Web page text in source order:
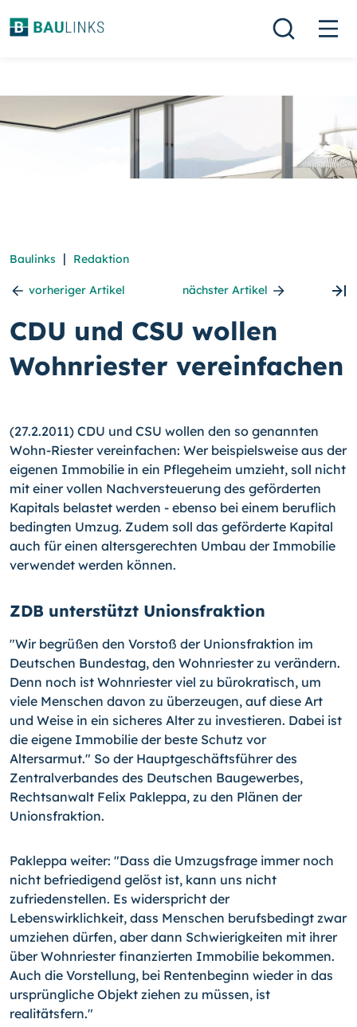
Baulinks | Redaktion
vorheriger Artikel nächster Artikel
CDU und CSU wollen
Wohnriester vereinfachen
(27.2.2011) CDU und CSU wollen den so genannten
Wohn-Riester vereinfachen: Wer beispielsweise aus der
eigenen Immobilie in ein Pflegeheim umzieht, soll nicht
mit einer vollen Nachversteuerung des geförderten
Kapitals belastet werden - ebenso bei einem beruflich
bedingten Umzug. Zudem soll das geförderte Kapital
auch für einen altersgerechten Umbau der Immobilie
verwendet werden können.
ZDB unterstützt Unionsfraktion
"Wir begrüßen den Vorstoß der Unionsfraktion im
Deutschen Bundestag, den Wohnriester zu verändern.
Denn noch ist Wohnriester viel zu bürokratisch, um
viele Menschen davon zu überzeugen, auf diese Art
und Weise in ein sicheres Alter zu investieren. Dabei ist
die eigene Immobilie der beste Schutz vor
Altersarmut." So der Hauptgeschäftsführer des
Zentralverbandes des Deutschen Baugewerbes,
Rechtsanwalt Felix Pakleppa, zu den Plänen der
Unionsfraktion.
Pakleppa weiter: "Dass die Umzugsfrage immer noch
nicht befriedigend gelöst ist, kann uns nicht
zufriedenstellen. Es widerspricht der
Lebenswirklichkeit, dass Menschen berufsbedingt zwar
umziehen dürfen, aber dann Schwierigkeiten mit ihrer
über Wohnriester finanzierten Immobilie bekommen.
Auch die Vorstellung, bei Rentenbeginn wieder in das
ursprüngliche Objekt ziehen zu müssen, ist
realitätsfern."